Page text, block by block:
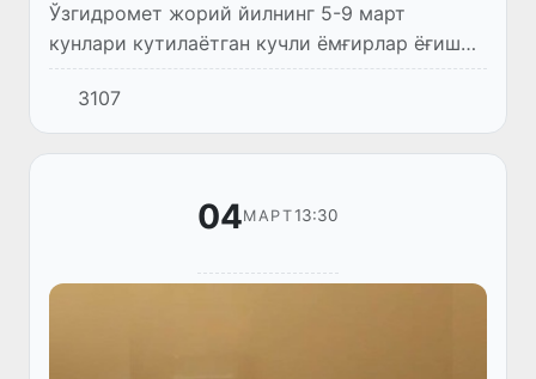
Ўзгидромет жорий йилнинг 5-9 март
кунлари кутилаётган кучли ёмғирлар ёғиши
сабабли, республиканинг тоғ олди ва тоғли
ҳудудларида сел келиши мумкинлигидан
огоҳлантирди.
3107
04МАРТ13:30